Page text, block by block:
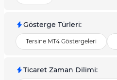
Gösterge Türleri:
Tersine MT4 Göstergeleri
Ticaret Zaman Dilimi: